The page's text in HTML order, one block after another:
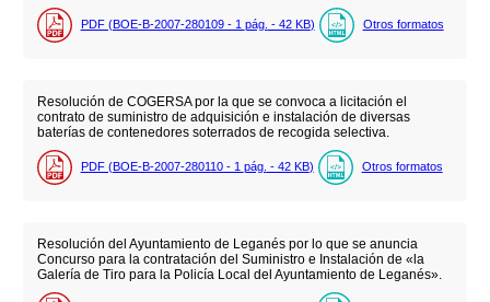
PDF (BOE-B-2007-280109 - 1 pág. - 42 KB) Otros formatos
Resolución de COGERSA por la que se convoca a licitación el
contrato de suministro de adquisición e instalación de diversas
baterías de contenedores soterrados de recogida selectiva.
PDF (BOE-B-2007-280110 - 1 pág. - 42 KB) Otros formatos
Resolución del Ayuntamiento de Leganés por lo que se anuncia
Concurso para la contratación del Suministro e Instalación de «la
Galería de Tiro para la Policía Local del Ayuntamiento de Leganés».